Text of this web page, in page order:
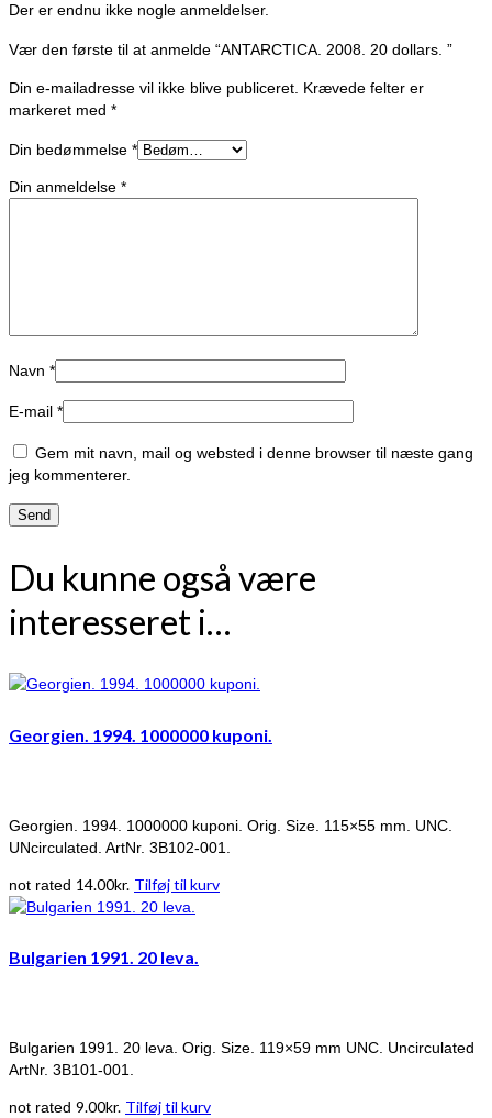
Der er endnu ikke nogle anmeldelser.
Vær den første til at anmelde “ANTARCTICA. 2008. 20 dollars. ”
Din e-mailadresse vil ikke blive publiceret. Krævede felter er
markeret med *
Din bedømmelse *
Din anmeldelse *
Navn *
E-mail *
Gem mit navn, mail og websted i denne browser til næste gang
jeg kommenterer.
Du kunne også være
interesseret i…
Georgien. 1994. 1000000 kuponi.
Georgien. 1994. 1000000 kuponi. Orig. Size. 115×55 mm. UNC.
UNcirculated. ArtNr. 3B102-001.
not rated 14.00kr. Tilføj til kurv
Bulgarien 1991. 20 leva.
Bulgarien 1991. 20 leva. Orig. Size. 119×59 mm UNC. Uncirculated
ArtNr. 3B101-001.
not rated 9.00kr. Tilføj til kurv